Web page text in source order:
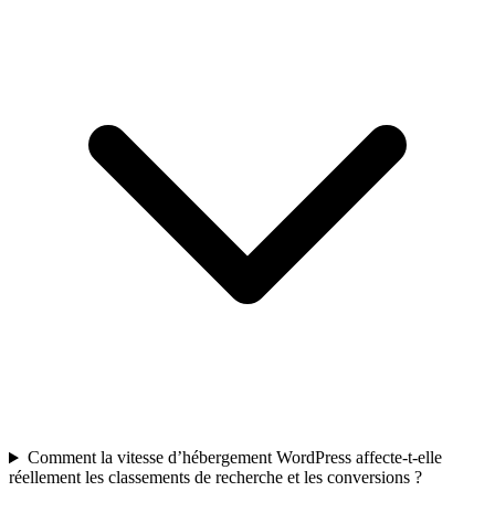
Comment la vitesse d’hébergement WordPress affecte-t-elle
réellement les classements de recherche et les conversions ?